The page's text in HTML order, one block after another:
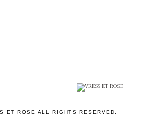
ET ROSE ALL RIGHTS RESERVED.